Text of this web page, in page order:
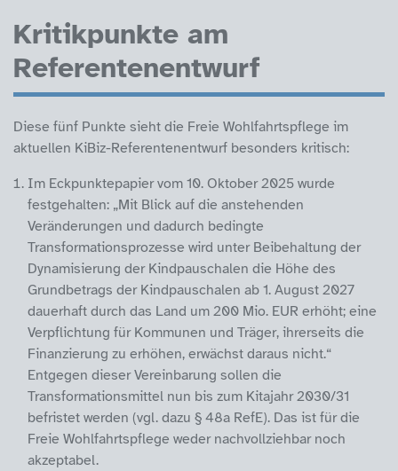
Kritikpunkte am
Referentenentwurf
Diese fünf Punkte sieht die Freie Wohlfahrtspflege im
aktuellen KiBiz-Referentenentwurf besonders kritisch:
Im Eckpunktepapier vom 10. Oktober 2025 wurde
festgehalten: „Mit Blick auf die anstehenden
Veränderungen und dadurch bedingte
Transformationsprozesse wird unter Beibehaltung der
Dynamisierung der Kindpauschalen die Höhe des
Grundbetrags der Kindpauschalen ab 1. August 2027
dauerhaft durch das Land um 200 Mio. EUR erhöht; eine
Verpflichtung für Kommunen und Träger, ihrerseits die
Finanzierung zu erhöhen, erwächst daraus nicht.“
Entgegen dieser Vereinbarung sollen die
Transformationsmittel nun bis zum Kitajahr 2030/31
befristet werden (vgl. dazu § 48a RefE). Das ist für die
Freie Wohlfahrtspflege weder nachvollziehbar noch
akzeptabel.